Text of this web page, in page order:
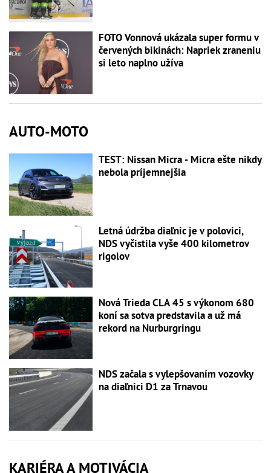
FOTO Vonnová ukázala super formu v
červených bikinách: Napriek zraneniu
si leto naplno užíva
AUTO-MOTO
TEST: Nissan Micra - Micra ešte nikdy
nebola príjemnejšia
Letná údržba diaľnic je v polovici,
NDS vyčistila vyše 400 kilometrov
rigolov
Nová Trieda CLA 45 s výkonom 680
koní sa sotva predstavila a už má
rekord na Nurburgringu
NDS začala s vylepšovaním vozovky
na diaľnici D1 za Trnavou
KARIÉRA A MOTIVÁCIA